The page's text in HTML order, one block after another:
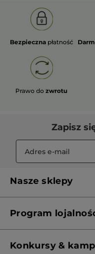
Bezpieczna płatność
Prawo dozwrotu
Zapisz
Nasze sklepy
Franczyza
Program
Konkursy &